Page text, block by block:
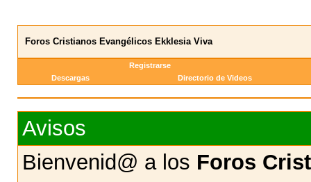
Foros Cristianos Evangélicos Ekklesia Viva
Registrarse
Descargas
Directorio de Videos
Avisos
Bienvenid@ a los Foros